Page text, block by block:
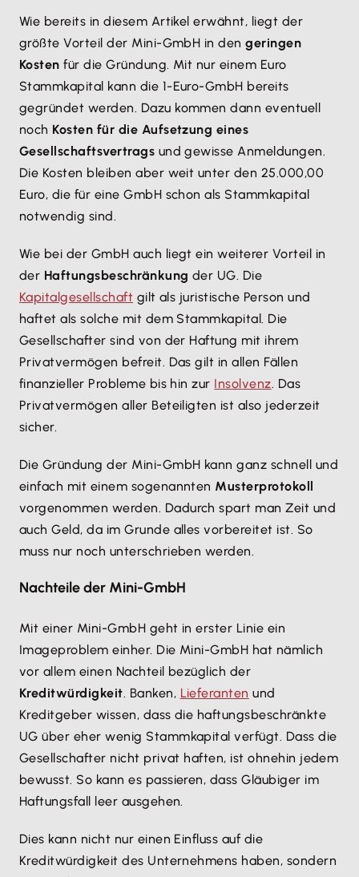
Wie bereits in diesem Artikel erwähnt, liegt der
größte Vorteil der Mini-GmbH in dengeringen
Kosten für die Gründung. Mit nur einem Euro
Stammkapital kann die 1-Euro-GmbH bereits
gegründet werden. Dazu kommen dann eventuell
noch Kosten für die Aufsetzung eines
Gesellschaftsvertrags und gewisse Anmeldungen.
Die Kosten bleiben aber weit unter den 25.000,00
Euro, die für eine GmbH schon als Stammkapital
notwendig sind.
Wie bei der GmbH auch liegt ein weiterer Vorteil in
der Haftungsbeschränkung der UG. Die
Kapitalgesellschaft gilt als juristische Person und
haftet als solche mit dem Stammkapital. Die
Gesellschafter sind von der Haftung mit ihrem
Privatvermögen befreit. Das gilt in allen Fällen
finanzieller Probleme bis hin zur Insolvenz. Das
Privatvermögen aller Beteiligten ist also jederzeit
sicher.
Die Gründung der Mini-GmbH kann ganz schnell und
einfach mit einem sogenannten Musterprotokoll
vorgenommen werden. Dadurch spart man Zeit und
auch Geld, da im Grunde alles vorbereitet ist. So
muss nur noch unterschrieben werden.
Nachteile der Mini-GmbH
Mit einer Mini-GmbH geht in erster Linie ein
Imageproblem einher. Die Mini-GmbH hat nämlich
vor allem einen Nachteil bezüglich der
Kreditwürdigkeit. Banken, Lieferanten und
Kreditgeber wissen, dass die haftungsbeschränkte
UG über eher wenig Stammkapital verfügt. Dass die
Gesellschafter nicht privat haften, ist ohnehin jedem
bewusst. So kann es passieren, dass Gläubiger im
Haftungsfall leer ausgehen.
Dies kann nicht nur einen Einfluss auf die
Kreditwürdigkeit des Unternehmens haben, sondern